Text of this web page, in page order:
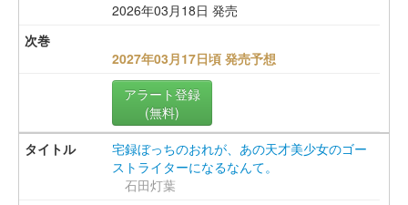
2026年03月18日 発売
2027年03月17日頃 発売予想
アラート登録
(無料)
宅録ぼっちのおれが、あの天才美少女のゴー
ストライターになるなんて。
石田灯葉